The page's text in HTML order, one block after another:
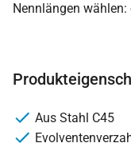
Nennlängen
Aus Stahl C45